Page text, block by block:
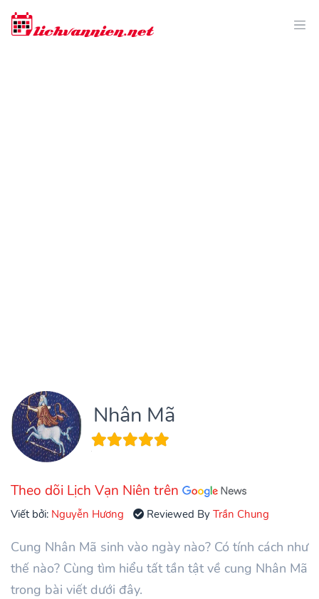
Nhân Mã
Theo dõi Lịch Vạn Niên trên
Viết bởi: Nguyễn Hương Reviewed ByTrần Chung
Cung Nhân Mã sinh vào ngày nào? Có tính cách như
thế nào? Cùng tìm hiểu tất tần tật về cung Nhân Mã
trong bài viết dưới đây.